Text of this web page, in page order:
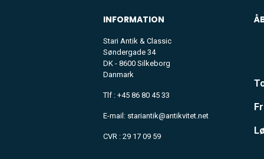
INFORMATION
Stari Antik & Classic
Søndergade 34
DK - 8600 Silkeborg
Danmark
Tlf : +45 86 80 45 33
E-mail: stariantik@antikvitet.net
CVR : 29 17 09 59